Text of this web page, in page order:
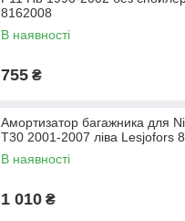
8162008
В наявності
755 ₴
Амортизатор багажника для
T30 2001-2007 ліва Lesjofors
В наявності
1 010 ₴